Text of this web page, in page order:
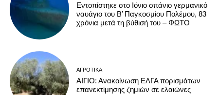
Εντοπίστηκε στο Ιόνιο σπάνιο γερμανικό
ναυάγιο του Β’ Παγκοσμίου Πολέμου, 83
χρόνια μετά τη βύθισή του – ΦΩΤΟ
ΑΓΡΟΤΙΚΆ
ΑΙΓΙΟ: Ανακοίνωση ΕΛΓΑ πορισμάτων
επανεκτίμησης ζημιών σε ελαιώνες